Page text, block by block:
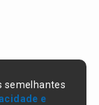
semelhantes
e